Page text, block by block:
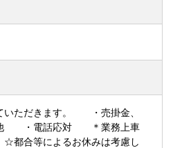
いただきます。 ・売掛金、
他 ・電話応対 ＊業務上車
合等によるお休みは考慮し